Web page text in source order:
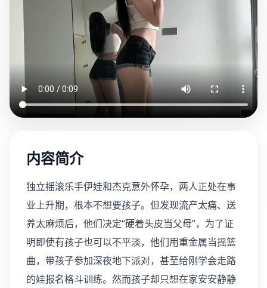
内容简介
独立摇滚乐手伊娃和杰克意外怀孕，两人正处在事
业上升期，根本不想要孩子。但发现流产太痛、送
养太麻烦后，他们决定“硬着头皮当父母”，为了证
明即使有孩子也可以不平淡，他们用重金属当摇篮
曲，带孩子参加深夜地下派对，甚至给刚学会走路
的娃报名格斗训练。然而孩子却只想在家安安静静